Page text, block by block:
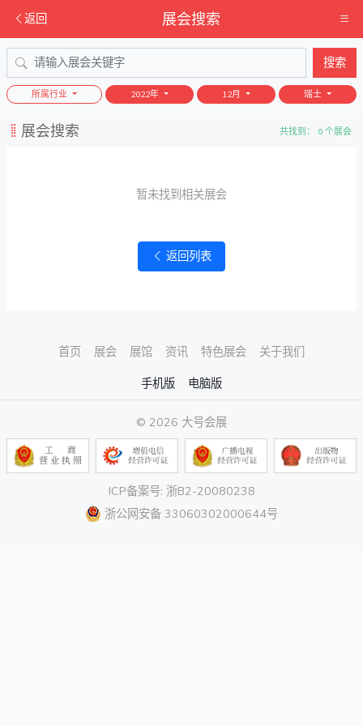
返回 展会搜索
搜索
所属行业 2022年 12月 瑞士
展会搜索 共找到： 0 个展会
暂未找到相关展会
返回列表
首页 展会 展馆 资讯 特色展会
关于我们
手机版
电脑版
© 2026 大号会展
ICP备案号: 浙B2-20080238
浙公网安备 33060302000644号